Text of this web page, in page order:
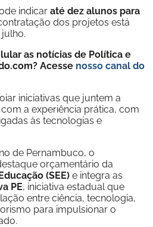
indicar até dez alunos para
dos projetos está
as notícias de Política e
Acesse nosso canal do
iniciativas que juntem a
a experiência prática, com
às tecnologias e
de Pernambuco, o
orçamentário da
(SEE) e integra as
PE, iniciativa estadual que
entre ciência, tecnologia,
para impulsionar o